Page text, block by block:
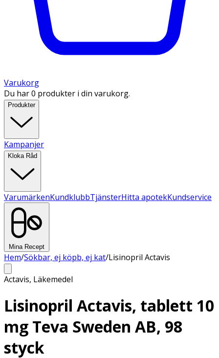
Varukorg
Du har 0 produkter i din varukorg.
Produkter
Kampanjer
Kloka Råd
VarumärkenKundklubbTjänsterHitta apotekKundservice
Mina Recept
Hem/Sökbar, ej köpb, ej kat/Lisinopril Actavis
Actavis, Läkemedel
Lisinopril Actavis, tablett 10
mg Teva Sweden AB, 98
styck